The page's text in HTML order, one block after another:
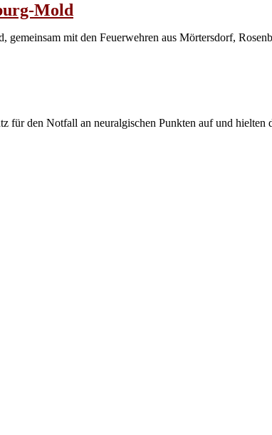
Mold
gemeinsam mit den Feuerwehren aus Mörtersdorf,
den Notfall an neuralgischen Punkten auf und